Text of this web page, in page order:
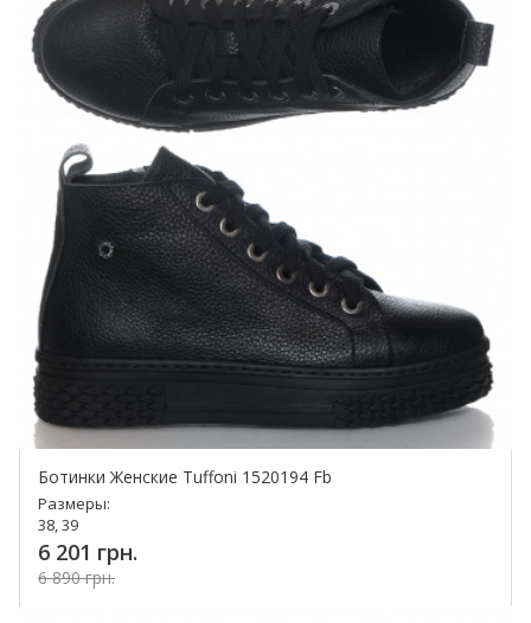
Ботинки Женские Tuffoni 1520194 Fb
Размеры:
38, 39
6 201 грн.
6 890 грн.